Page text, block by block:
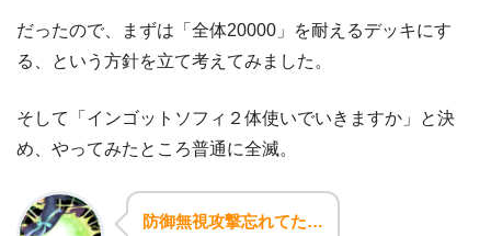
だったので、まずは「全体20000」を耐えるデッキにす
る、という方針を立て考えてみました。
そして「インゴットソフィ２体使いでいきますか」と決
め、やってみたところ普通に全滅。
防御無視攻撃忘れてた…